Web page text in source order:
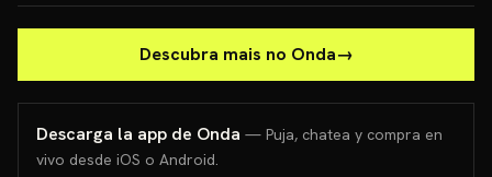
Descubra mais no Onda→
Descarga la app de Onda — Puja, chatea y compra en
vivo desde iOS o Android.